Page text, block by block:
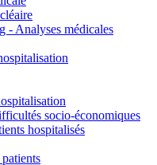
- Analyses médicales
socio-économiques
hospitalisés